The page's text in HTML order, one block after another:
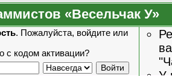
«Весельчак У»
. Пожалуйста, войдите или
с кодом активации?